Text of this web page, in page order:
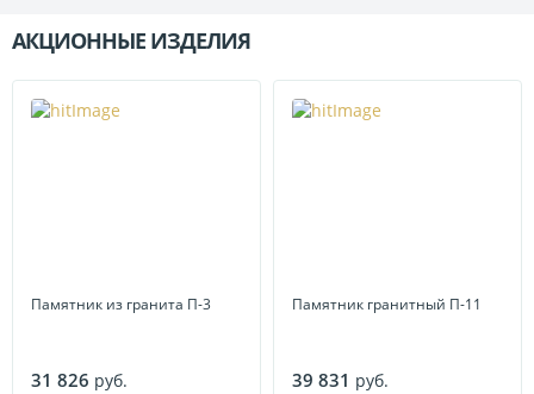
АКЦИОННЫЕ ИЗДЕЛИЯ
Памятник из гранита П-3
31 826 руб.
Памятник гранитный П-11
39 831 руб.